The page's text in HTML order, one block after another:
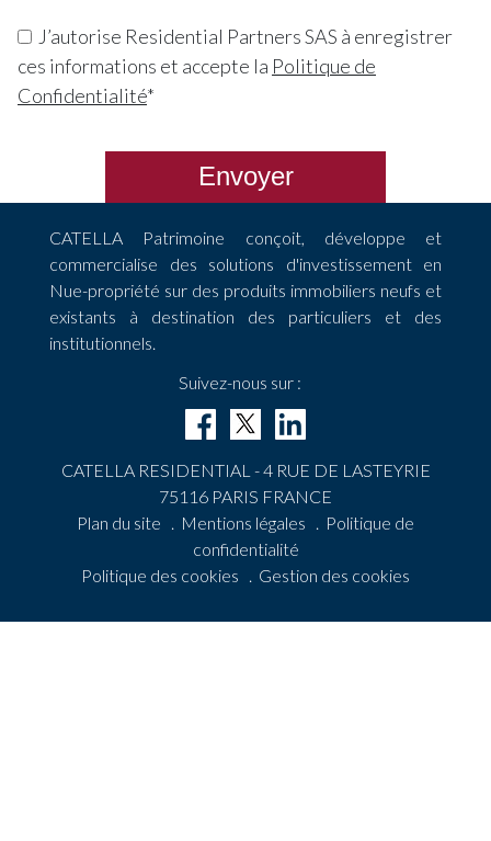
J’autorise Residential Partners SAS à enregistrer
ces informations et accepte la Politique de
Confidentialité*
Envoyer
CATELLA Patrimoine conçoit, développe et
commercialise des solutions d'investissement en
Nue-propriété sur des produits immobiliers neufs et
existants à destination des particuliers et des
institutionnels.
Suivez-nous sur :
CATELLA RESIDENTIAL - 4 RUE DE LASTEYRIE
75116 PARIS FRANCE
Plan du site . Mentions légales . Politique de
confidentialité
Politique des cookies . Gestion des cookies